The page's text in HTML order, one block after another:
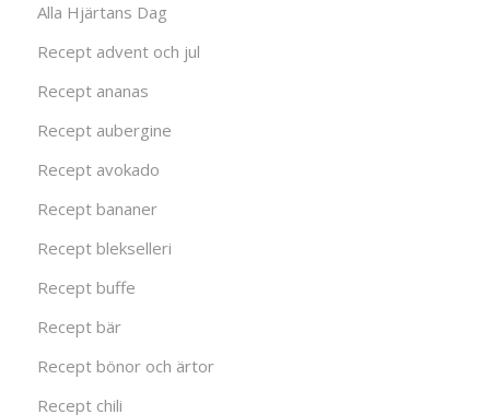
Alla Hjärtans Dag
Recept advent och jul
Recept ananas
Recept aubergine
Recept avokado
Recept bananer
Recept blekselleri
Recept buffe
Recept bär
Recept bönor och ärtor
Recept chili